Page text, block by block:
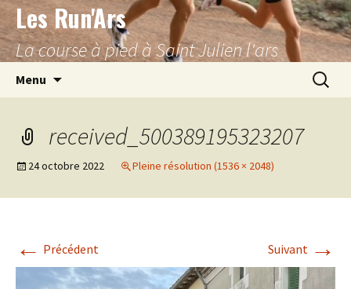
Aller
au
contenu
Les Run'Ars
La course à pied à Saint Julien l'ars
Menu
received_500389195323207
24 octobre 2022 Pleine résolution (1536 × 2048)
← Précédent Suivant →